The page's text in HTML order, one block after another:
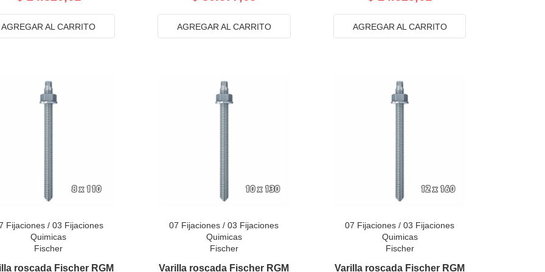
AGREGAR AL CARRITO AGREGAR AL CARRITO AGREGAR AL CARRITO
Fijaciones/ 03 Fijaciones
Quimicas
Fischer
roscada Fischer RGM
07 Fijaciones /03 Fijaciones
Quimicas
Fischer
Varilla roscada Fischer RGM
07 Fijaciones /03 Fijaciones
Quimicas
Fischer
Varilla roscada Fischer RGM